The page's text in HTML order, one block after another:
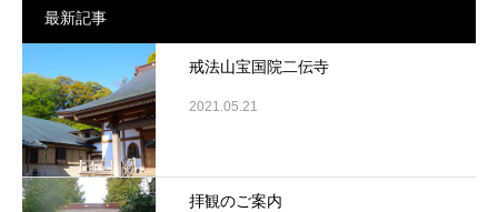
最新記事
戒法山宝国院二伝寺
2021.05.21
拝観のご案内